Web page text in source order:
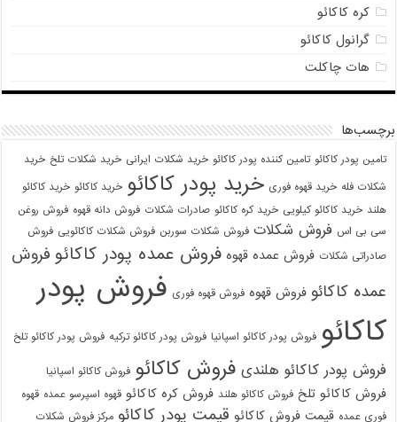
کره کاکائو
گرانول کاکائو
هات چاکلت
برچسب‌ها
تامین پودر کاکائو تامین کننده پودر کاکائو خرید شکلات ایرانی خرید شکلات تلخ خرید
شکلات فله خرید قهوه فوری خرید پودر کاکائو خرید کاکائو خرید کاکائو
هلند خرید کاکائو کیلویی خرید کره کاکائو صادرات شکلات فروش دانه قهوه فروش روغن
سی بی اس فروش شکلات فروش شکلات سوربن فروش شکلات کاکائویی فروش
صادراتی شکلات فروش عمده قهوه فروش عمده پودر کاکائو فروش
عمده کاکائو فروش قهوه فروش قهوه فوری فروش پودر
کاکائو فروش پودر کاکائو اسپانیا فروش پودر کاکائو ترکیه فروش پودر کاکائو تلخ
فروش پودر کاکائو هلندی فروش کاکائو فروش کاکائو اسپانیا
فروش کاکائو تلخ فروش کاکائو هلند فروش کره کاکائو قهوه اسپرسو عمده قهوه
فوری عمده قیمت فروش کاکائو قیمت پودر کاکائو مرکز فروش شکلات